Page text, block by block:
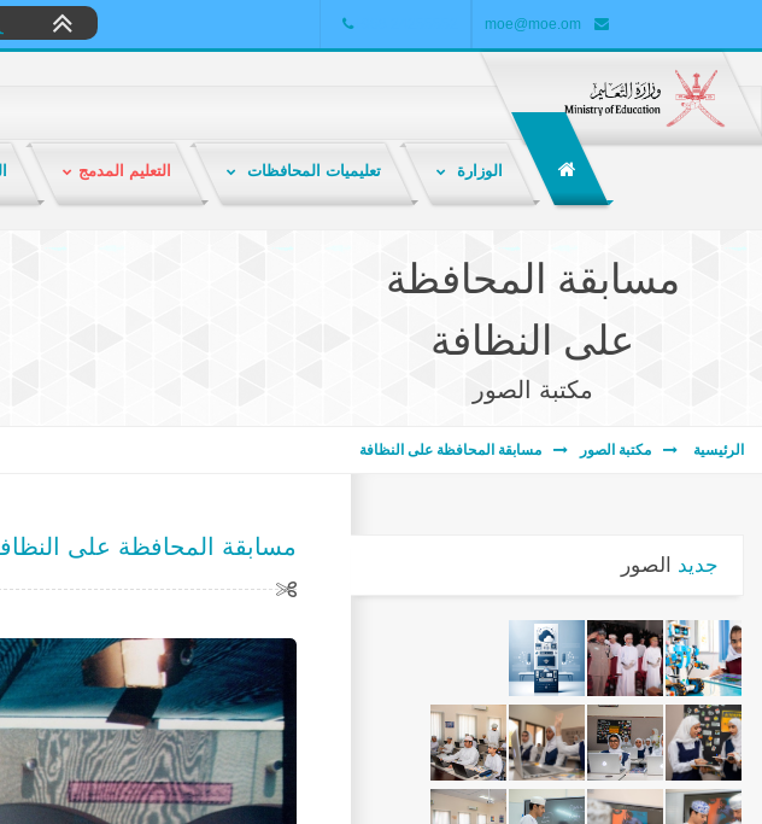
moe@moe.om
+968 24255552
الوزارة تعليميات المحافظات التعليم المدمج
مسابقة المحافظة
على النظافة
مكتبة الصور
الرئيسية مكتبة الصور مسابقة المحافظة على النظافة
مسابقة المحافظة على
جديد الصور